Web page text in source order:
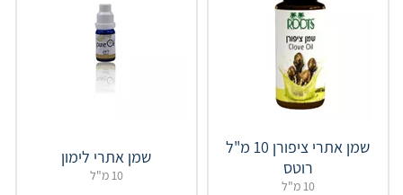
שמן אתרי ציפורן 10 מ"ל
רוטס
10 מ"ל
שמן אתרי לימון
10 מ"ל